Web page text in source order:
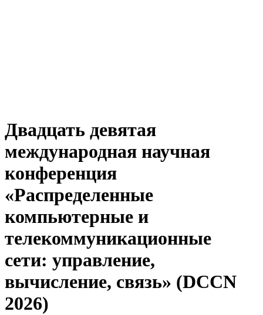
Двадцать девятая
международная научная
конференция
«Распределенные
компьютерные и
телекоммуникационные
сети: управление,
вычисление, связь» (DCCN
2026)